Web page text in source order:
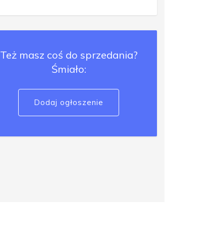
Też masz coś do sprzedania?
Śmiało:
Dodaj ogłoszenie